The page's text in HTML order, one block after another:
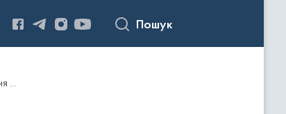
Пошук
Асамблея Міжнародної морської організації ухвалила резолюцію на підтримку наших зусиль у Чорному морі – звернення Президента України